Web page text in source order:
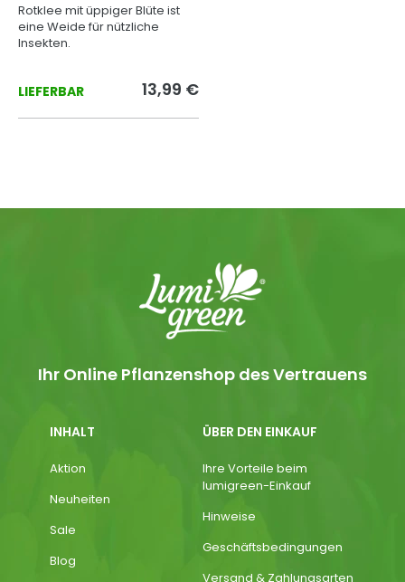
Rotklee mit üppiger Blüte ist
eine Weide für nützliche
Insekten.
LIEFERBAR 13,99 €
Ihr Online Pflanzenshop des Vertrauens
INHALT
Aktion
Neuheiten
Sale
Blog
ÜBER DEN EINKAUF
Ihre Vorteile beim
lumigreen-Einkauf
Hinweise
Geschäftsbedingungen
Versand & Zahlungsarten